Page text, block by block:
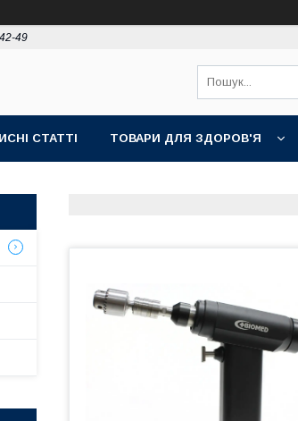
49
СТАТТІ ТОВАРИ ДЛЯ ЗДОРОВ'Я